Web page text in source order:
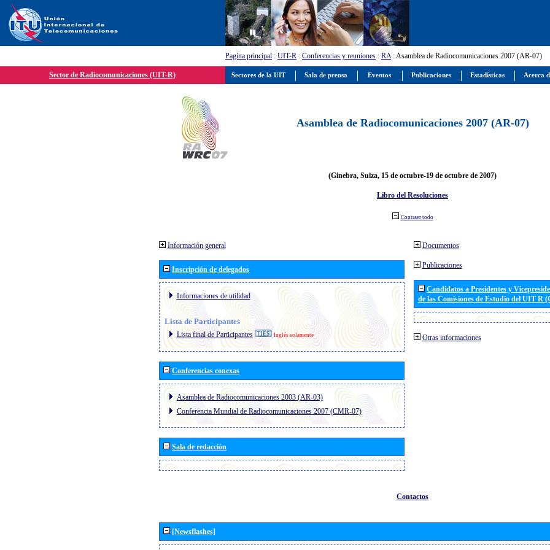
Pagína principal : UIT-R : Conferencias y reuniones : RA: Asamblea de Radiocomunicaciones 2007 (AR-07)
Sector de Radiocomunicaciones (UIT-R)
Asamblea de Radiocomunicaciones 2007 (AR-07)
(Ginebra, Suiza, 15 de octubre-19 de octubre de 2007)
Libro del Resoluciones
Contraer todo
Información general
Inscripción de delegados
Informaciones de utilidad
Lista de Participantes
Lista final de Participantes Inglés solamente
Conferencias conexas
Asamblea de Radiocomunicaciones 2003 (AR-03)
Conferencia Mundial de Radiocomunicaciones 2007 (CMR-07)
Sala de redacción
Documentos
Publicaciones
Candidatos a Presidentes y
de las Comisiones de Estudio del UIT R
Otras informaciones
Contactos
[Newsflashes]
Sectores de la UIT Sala de prensa Eventos Publicaciones Estadísticas Acerca